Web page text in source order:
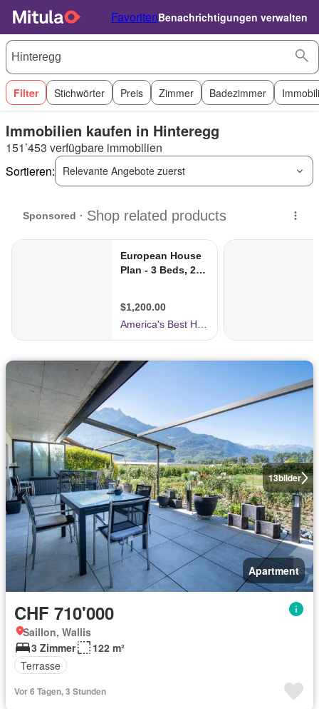
FavoritenBenachrichtigungen verwalten
Filter Stichwörter Preis Zimmer Badezimmer
Immobilien kaufen in Hinteregg
151’453 verfügbare immobilien
Sortieren:
Relevante Angebote zuerst
13bilder
Apartment
CHF 710'000
Saillon, Wallis
3 Zimmer
122 m²
Terrasse
Vor 6 Tagen, 3 Stunden